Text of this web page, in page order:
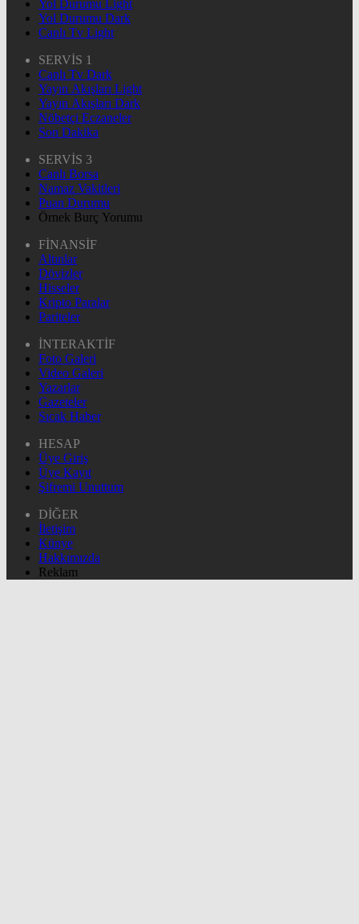
Yol Durumu Light
Yol Durumu Dark
Canlı Tv Light
SERVİS 1
Canlı Tv Dark
Yayın Akışları Light
Yayın Akışları Dark
Nöbetçi Eczaneler
Son Dakika
SERVİS 3
Canlı Borsa
Namaz Vakitleri
Puan Durumu
Örnek Burç Yorumu
FİNANSİF
Altınlar
Dövizler
Hisseler
Kripto Paralar
Pariteler
İNTERAKTİF
Foto Galeri
Video Galeri
Yazarlar
Gazeteler
Sıcak Haber
HESAP
Üye Giriş
Üye Kayıt
Şifremi Unuttum
DİĞER
İletişim
Künye
Hakkımızda
Reklam